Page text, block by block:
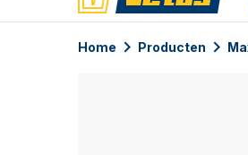
Home Producten